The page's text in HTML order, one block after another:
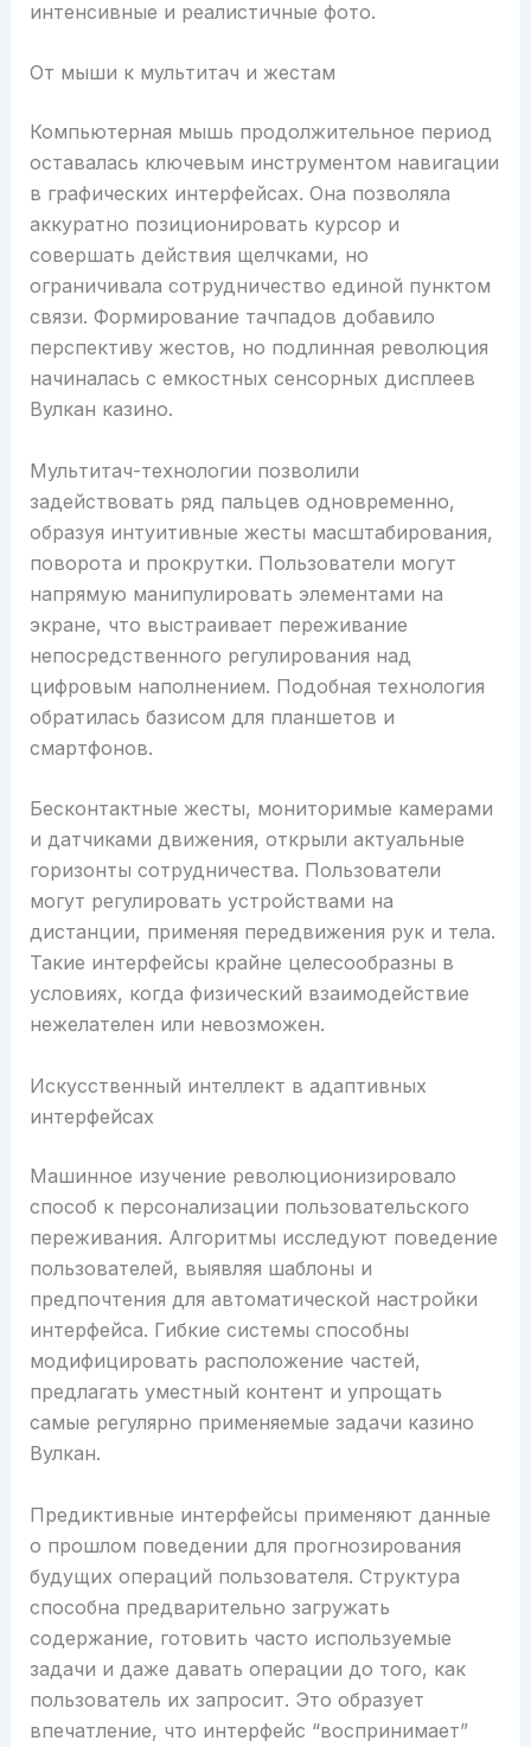
интенсивные и реалистичные фото.
От мыши к мультитач и жестам
Компьютерная мышь продолжительное период
оставалась ключевым инструментом навигации
в графических интерфейсах. Она позволяла
аккуратно позиционировать курсор и
совершать действия щелчками, но
ограничивала сотрудничество единой пунктом
связи. Формирование тачпадов добавило
перспективу жестов, но подлинная революция
начиналась с емкостных сенсорных дисплеев
Вулкан казино.
Мультитач-технологии позволили
задействовать ряд пальцев одновременно,
образуя интуитивные жесты масштабирования,
поворота и прокрутки. Пользователи могут
напрямую манипулировать элементами на
экране, что выстраивает переживание
непосредственного регулирования над
цифровым наполнением. Подобная технология
обратилась базисом для планшетов и
смартфонов.
Бесконтактные жесты, мониторимые камерами
и датчиками движения, открыли актуальные
горизонты сотрудничества. Пользователи
могут регулировать устройствами на
дистанции, применяя передвижения рук и тела.
Такие интерфейсы крайне целесообразны в
условиях, когда физический взаимодействие
нежелателен или невозможен.
Искусственный интеллект в адаптивных
интерфейсах
Машинное изучение революционизировало
способ к персонализации пользовательского
переживания. Алгоритмы исследуют поведение
пользователей, выявляя шаблоны и
предпочтения для автоматической настройки
интерфейса. Гибкие системы способны
модифицировать расположение частей,
предлагать уместный контент и упрощать
самые регулярно применяемые задачи казино
Вулкан.
Предиктивные интерфейсы применяют данные
о прошлом поведении для прогнозирования
будущих операций пользователя. Структура
способна предварительно загружать
содержание, готовить часто используемые
задачи и даже давать операции до того, как
пользователь их запросит. Это образует
впечатление, что интерфейс “воспринимает”